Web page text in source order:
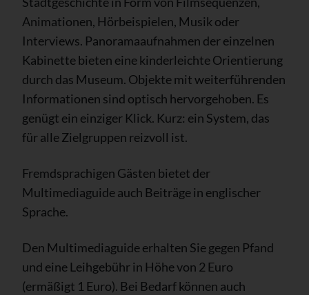
Animationen, Hörbeispielen, Musik oder
Interviews. Panoramaaufnahmen der einzelnen
Kabinette bieten eine kinderleichte Orientierung
durch das Museum. Objekte mit weiterführenden
Informationen sind optisch hervorgehoben. Es
genügt ein einziger Klick. Kurz: ein System, das
für alle Zielgruppen reizvoll ist.
Fremdsprachigen Gästen bietet der
Multimediaguide auch Beiträge in englischer
Sprache.
Den Multimediaguide erhalten Sie gegen Pfand
und eine Leihgebühr in Höhe von 2 Euro
(ermäßigt 1 Euro). Bei Bedarf können auch